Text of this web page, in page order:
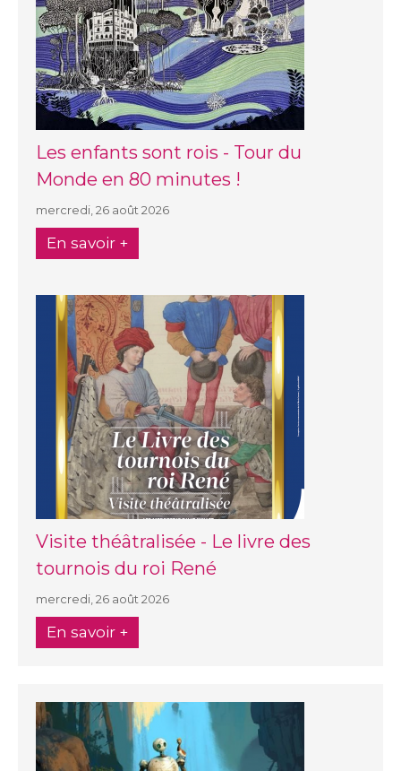
Les enfants sont rois - Tour du
Monde en 80 minutes !
mercredi, 26 août 2026
En savoir +
Visite théâtralisée - Le livre des
tournois du roi René
mercredi, 26 août 2026
En savoir +